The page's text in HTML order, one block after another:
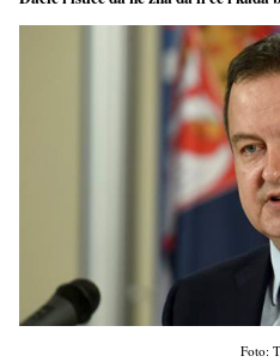
Foto: